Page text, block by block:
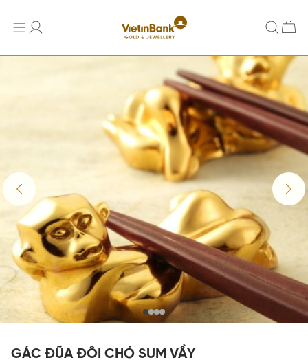
GÁC ĐŨA ĐÔI CHÓ SUM VẦY